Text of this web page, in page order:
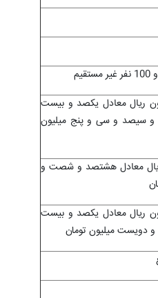
میلیون ریال معادل یکصد و بیست
و سیصد و سی و پنج میلیون
ریال معادل هشتصد و شصت و
میلیون ریال معادل یکصد و بیست
دویست میلیون تومان